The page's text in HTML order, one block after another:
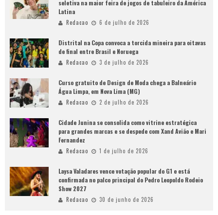
seletiva na maior feira de jogos de tabuleiro da América
Latina
Redacao 6 de julho de 2026
Distrital na Copa convoca a torcida mineira para oitavas
de final entre Brasil e Noruega
Redacao 3 de julho de 2026
Curso gratuito de Design de Moda chega a Balneário
Água Limpa, em Nova Lima (MG)
Redacao 2 de julho de 2026
Cidade Junina se consolida como vitrine estratégica
para grandes marcas e se despede com Xand Avião e Mari
Fernandez
Redacao 1 de julho de 2026
Laysa Valadares vence votação popular do G1 e está
confirmada no palco principal do Pedro Leopoldo Rodeio
Show 2027
Redacao 30 de junho de 2026